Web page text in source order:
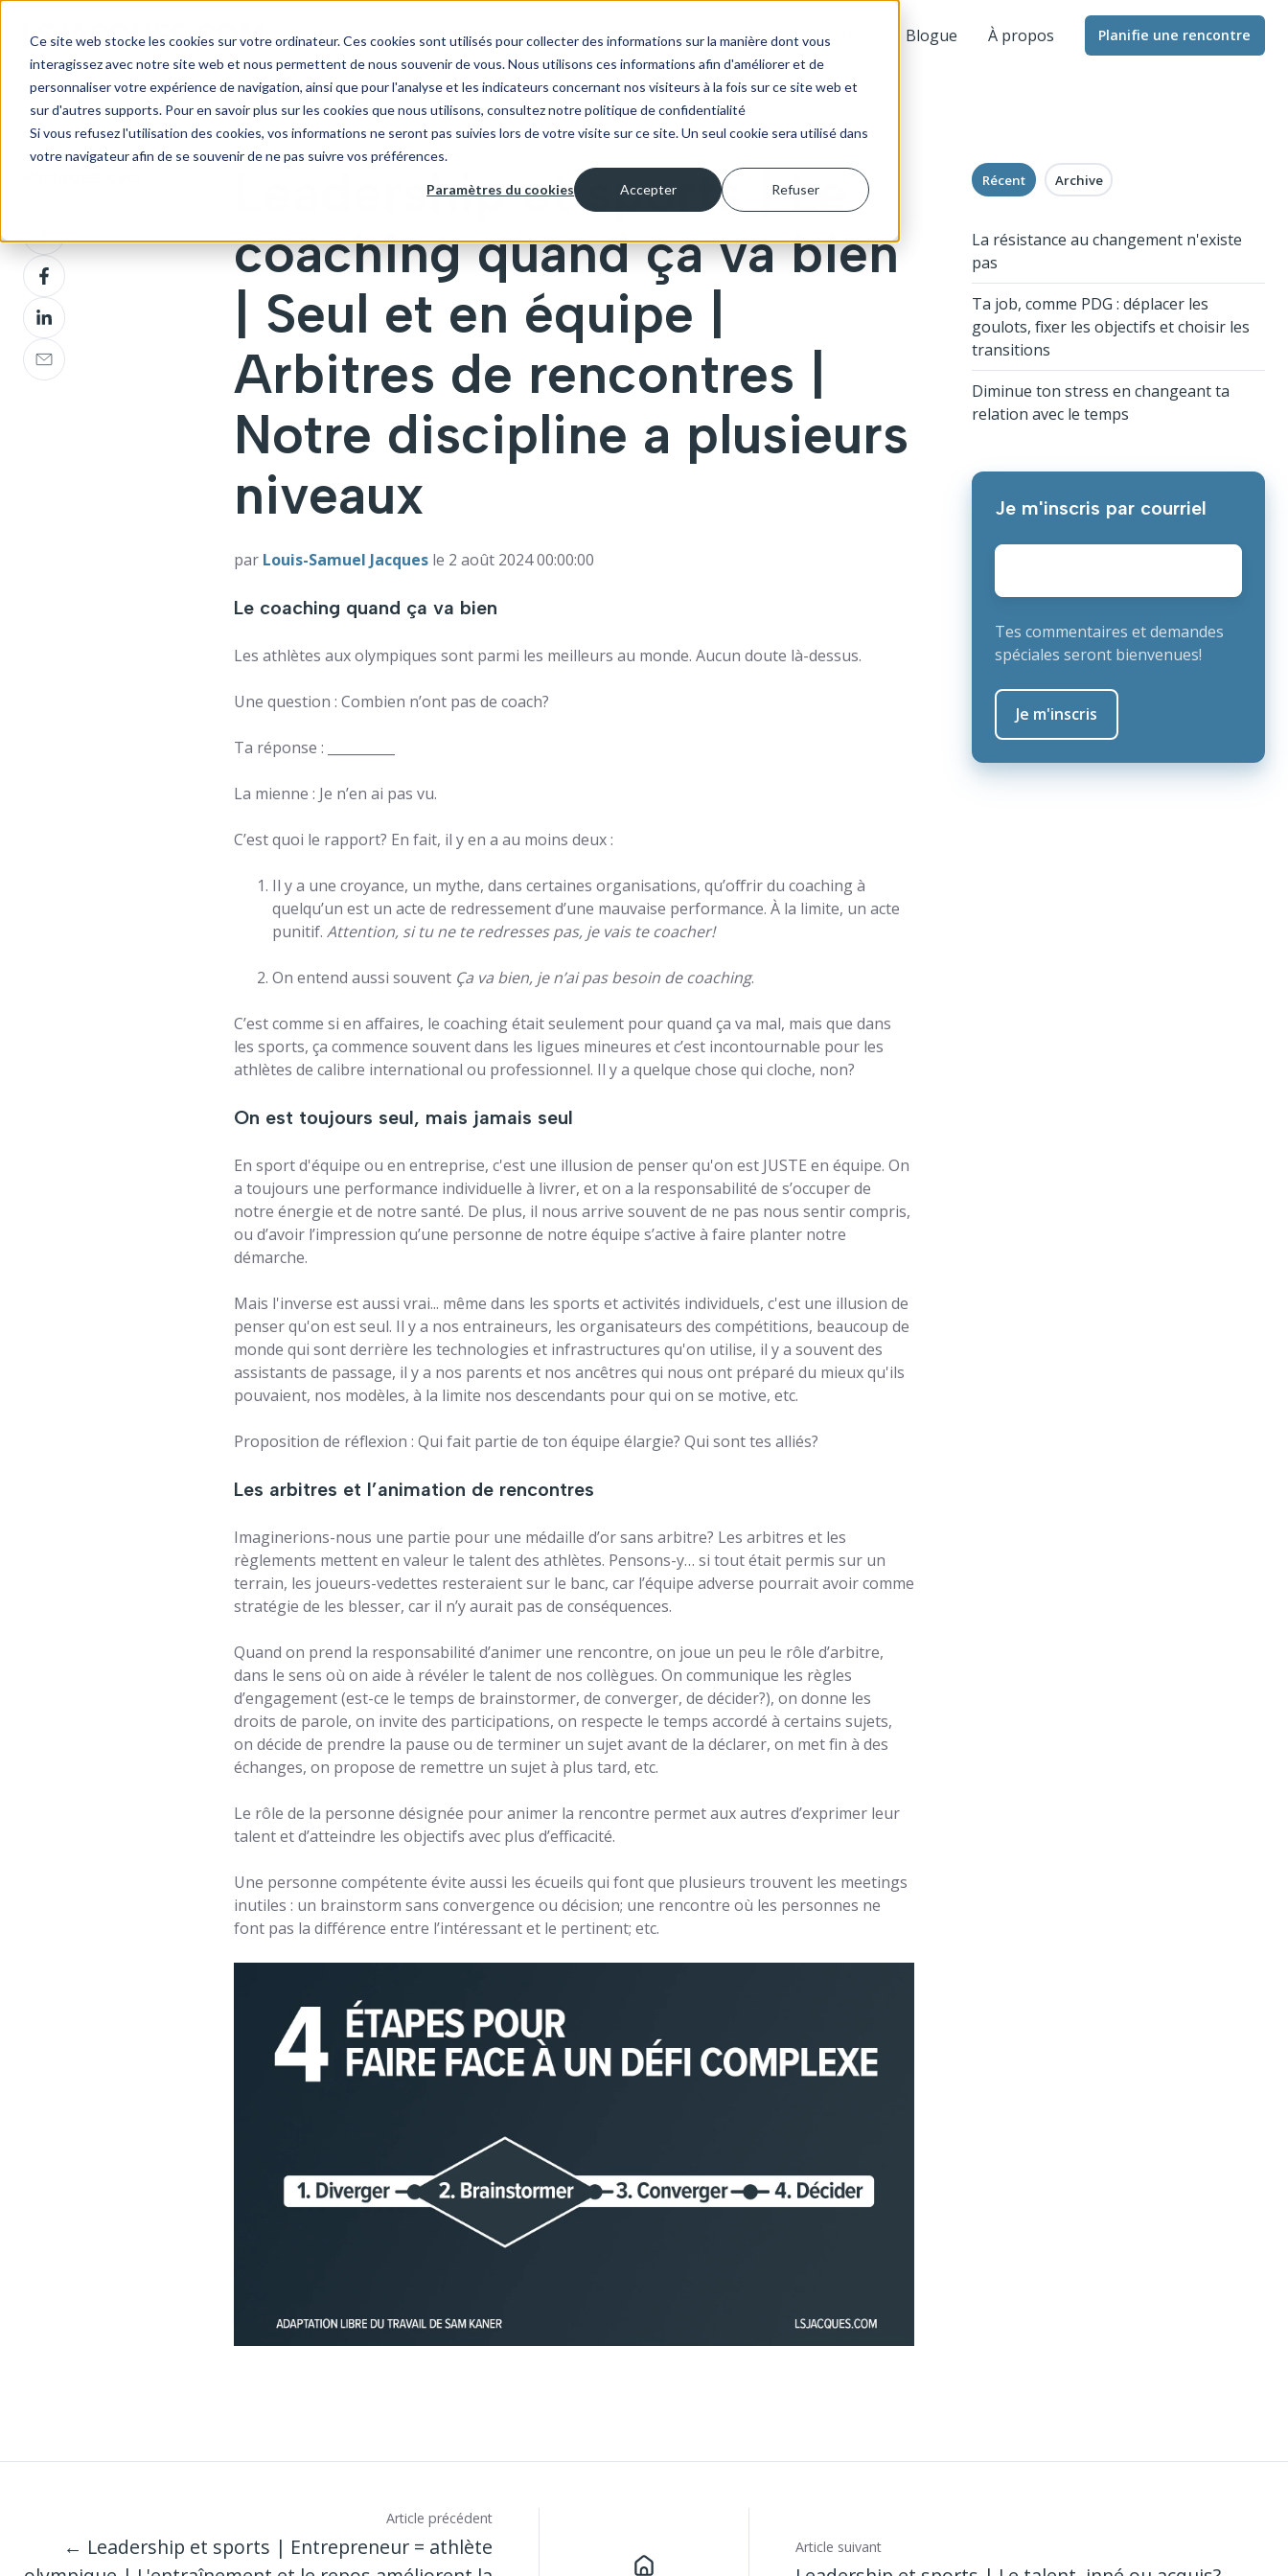
Ce site web stocke les cookies sur votre ordinateur. Ces cookies sont utilisés pour collecter des informations sur la manière dont vous
interagissez avec notre site web et nous permettent de nous souvenir de vous. Nous utilisons ces informations afin d'améliorer et de
personnaliser votre expérience de navigation, ainsi que pour l'analyse et les indicateurs concernant nos visiteurs à la fois sur ce site web et
sur d'autres supports. Pour en savoir plus sur les cookies que nous utilisons, consultez notre politique de confidentialité
Si vous refusez l'utilisation des cookies, vos informations ne seront pas suivies lors de votre visite sur ce site. Un seul cookie sera utilisé dans
votre navigateur afin de se souvenir de ne pas suivre vos préférences.
Paramètres du cookies Accepter Refuser
Comités consultatifs Conférences et ateliers Coaching Blogue À propos Planifie une rencontre
Leadership et sports | Le
coaching quand ça va bien
| Seul et en équipe |
Arbitres de rencontres |
Notre discipline a plusieurs
niveaux
par Louis-Samuel Jacques le 2 août 2024 00:00:00
Le coaching quand ça va bien
Les athlètes aux olympiques sont parmi les meilleurs au monde. Aucun doute là-dessus.
Une question : Combien n’ont pas de coach?
Ta réponse : __________
La mienne : Je n’en ai pas vu.
C’est quoi le rapport? En fait, il y en a au moins deux :
Il y a une croyance, un mythe, dans certaines organisations, qu’offrir du coaching à
quelqu’un est un acte de redressement d’une mauvaise performance. À la limite, un acte
punitif. Attention, si tu ne te redresses pas, je vais te coacher!
On entend aussi souvent Ça va bien, je n’ai pas besoin de coaching.
C’est comme si en affaires, le coaching était seulement pour quand ça va mal, mais que dans
les sports, ça commence souvent dans les ligues mineures et c’est incontournable pour les
athlètes de calibre international ou professionnel. Il y a quelque chose qui cloche, non?
On est toujours seul, mais jamais seul
En sport d'équipe ou en entreprise, c'est une illusion de penser qu'on est JUSTE en équipe. On
a toujours une performance individuelle à livrer, et on a la responsabilité de s’occuper de
notre énergie et de notre santé. De plus, il nous arrive souvent de ne pas nous sentir compris,
ou d’avoir l’impression qu’une personne de notre équipe s’active à faire planter notre
démarche.
Mais l'inverse est aussi vrai... même dans les sports et activités individuels, c'est une illusion de
penser qu'on est seul. Il y a nos entraineurs, les organisateurs des compétitions, beaucoup de
monde qui sont derrière les technologies et infrastructures qu'on utilise, il y a souvent des
assistants de passage, il y a nos parents et nos ancêtres qui nous ont préparé du mieux qu'ils
pouvaient, nos modèles, à la limite nos descendants pour qui on se motive, etc.
Proposition de réflexion : Qui fait partie de ton équipe élargie? Qui sont tes alliés?
Les arbitres et l’animation de rencontres
Imaginerions-nous une partie pour une médaille d’or sans arbitre? Les arbitres et les
règlements mettent en valeur le talent des athlètes. Pensons-y… si tout était permis sur un
terrain, les joueurs-vedettes resteraient sur le banc, car l’équipe adverse pourrait avoir comme
stratégie de les blesser, car il n’y aurait pas de conséquences.
Quand on prend la responsabilité d’animer une rencontre, on joue un peu le rôle d’arbitre,
dans le sens où on aide à révéler le talent de nos collègues. On communique les règles
d’engagement (est-ce le temps de brainstormer, de converger, de décider?), on donne les
droits de parole, on invite des participations, on respecte le temps accordé à certains sujets,
on décide de prendre la pause ou de terminer un sujet avant de la déclarer, on met fin à des
échanges, on propose de remettre un sujet à plus tard, etc.
Le rôle de la personne désignée pour animer la rencontre permet aux autres d’exprimer leur
talent et d’atteindre les objectifs avec plus d’efficacité.
Une personne compétente évite aussi les écueils qui font que plusieurs trouvent les meetings
inutiles : un brainstorm sans convergence ou décision; une rencontre où les personnes ne
font pas la différence entre l’intéressant et le pertinent; etc.
Récent Archive
La résistance au changement n'existe
pas
Ta job, comme PDG : déplacer les
goulots, fixer les objectifs et choisir les
transitions
Diminue ton stress en changeant ta
relation avec le temps
Je m'inscris par courriel
E-
Tes commentaires et demandes
spéciales seront bienvenues!
sur
Twitter
Partagez
sur
Facebook
Partagez
sur
LinkedIn
Partagez
sur
Article précédent
← Leadership et sports | Entrepreneur = athlète
Article suivant